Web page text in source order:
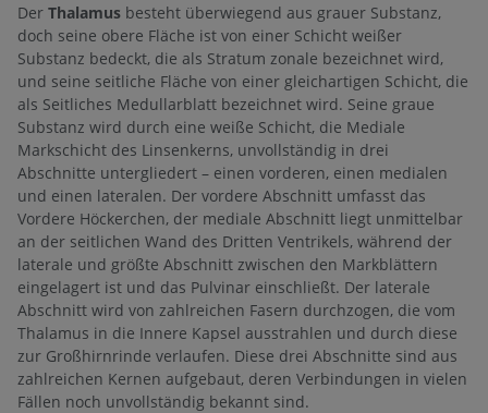
Der Thalamus besteht überwiegend aus grauer Substanz,
doch seine obere Fläche ist von einer Schicht weißer
Substanz bedeckt, die als Stratum zonale bezeichnet wird,
und seine seitliche Fläche von einer gleichartigen Schicht, die
als Seitliches Medullarblatt bezeichnet wird. Seine graue
Substanz wird durch eine weiße Schicht, die Mediale
Markschicht des Linsenkerns, unvollständig in drei
Abschnitte untergliedert – einen vorderen, einen medialen
und einen lateralen. Der vordere Abschnitt umfasst das
Vordere Höckerchen, der mediale Abschnitt liegt unmittelbar
an der seitlichen Wand des Dritten Ventrikels, während der
laterale und größte Abschnitt zwischen den Markblättern
eingelagert ist und das Pulvinar einschließt. Der laterale
Abschnitt wird von zahlreichen Fasern durchzogen, die vom
Thalamus in die Innere Kapsel ausstrahlen und durch diese
zur Großhirnrinde verlaufen. Diese drei Abschnitte sind aus
zahlreichen Kernen aufgebaut, deren Verbindungen in vielen
Fällen noch unvollständig bekannt sind.